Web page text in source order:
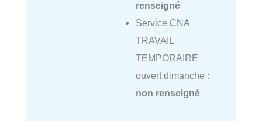
renseigné
Service CNA
TRAVAIL
TEMPORAIRE
ouvert dimanche :
non renseigné